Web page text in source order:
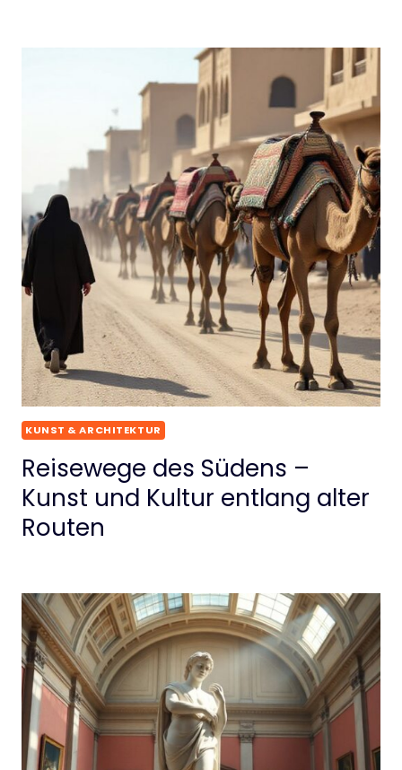
KUNST & ARCHITEKTUR
Reisewege des Südens –
Kunst und Kultur entlang alter
Routen